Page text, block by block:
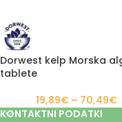
Dorwest kelp Morska
tablete
19,89€ – 70,49€
KONTAKTNI PODATKI